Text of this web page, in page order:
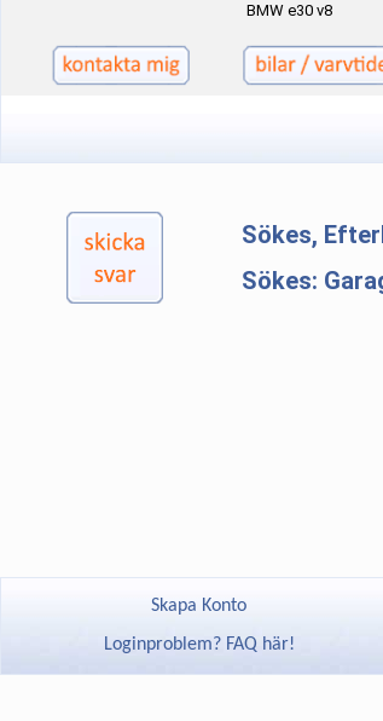
BMW e30 v8
Sökes,
Sökes:
Skapa Konto
Loginproblem? FAQ här!